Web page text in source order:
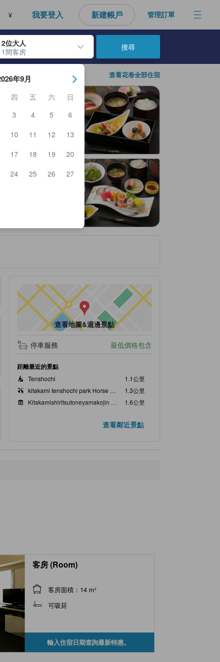
¥ 我要登入 新建帳戶 管理訂單
2位大人
1間客房
。使用Enter鍵選擇日期後，將選擇入住日期。重複相同方法以選擇
年9月
四 五 六
日
3
4 5
6
10
11 12
13
17
18 19
20
24
25 26 27
搜尋
查看花卷全部住宿
查看地圖&週邊景點
停車服務 最低價格包含
距離最近的景點
Tenshochi
1.1公里
kitakami tenshochi park Horse carriage
1.3公里
1.6公里
1.6公里
查看鄰近景點
客房 (Room)
客房面積：14 m²
可吸菸
輸入住宿日期查詢最新特惠。